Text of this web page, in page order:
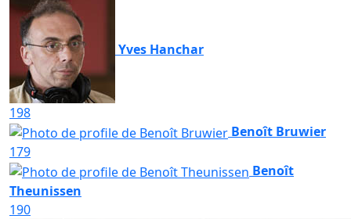
Yves Hanchar
198
Benoît Bruwier
179
Benoît
Theunissen
190